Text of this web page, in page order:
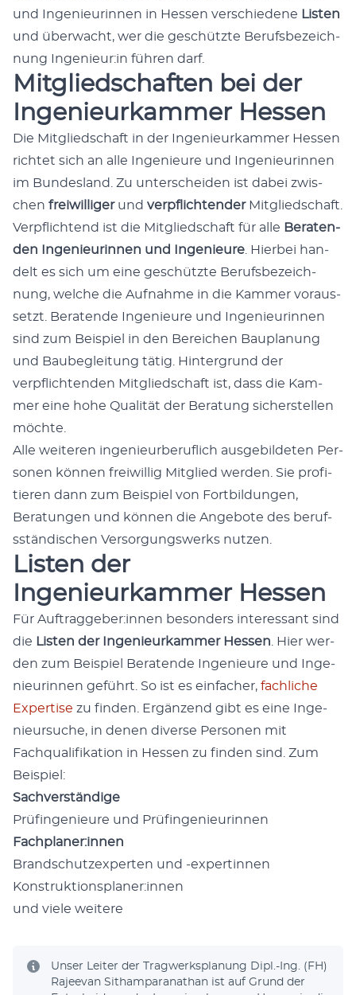
und Inge­nieurin­nen in Hes­sen ver­schiedene Lis­ten
und überwacht, wer die geschützte Berufs­beze­ich­
nung Ingenieur:in führen darf.
Mitgliedschaften bei der
Ingenieurkammer Hessen
Die Mit­glied­schaft in der Inge­nieurkam­mer Hes­sen
richtet sich an alle Inge­nieure und Inge­nieurin­nen
im Bun­des­land. Zu unter­schei­den ist dabei zwis­
chen frei­willigerund verpflich­t­en­derMit­glied­schaft.
Verpflich­t­end ist die Mit­glied­schaft für alle Bera­ten­
den Inge­nieurin­nen und Inge­nieure . Hier­bei han­
delt es sich um eine geschützte Berufs­beze­ich­
nung, welche die Auf­nahme in die Kam­mer voraus­
set­zt. Bera­tende Inge­nieure und Inge­nieurin­nen
sind zum Beispiel in den Bere­ichen Bau­pla­nung
und Baube­gleitung tätig. Hin­ter­grund der
verpflich­t­en­den Mit­glied­schaft ist, dass die Kam­
mer eine hohe Qual­ität der Beratung sich­er­stellen
möchte.
Alle weit­eren inge­nieurberu­flich aus­ge­bilde­ten Per­
so­n­en kön­nen frei­willig Mit­glied wer­den. Sie prof­i­
tieren dann zum Beispiel von Fort­bil­dun­gen,
Beratun­gen und kön­nen die Ange­bote des beruf­
sständis­chen Ver­sorgungswerks nutzen.
Listen der
Ingenieurkammer Hessen
Für Auftraggeber:innen beson­ders inter­es­sant sind
die Lis­ten der Inge­nieurkam­mer Hes­sen . Hier wer­
den zum Beispiel Bera­tende Inge­nieure und Inge­
nieurin­nen geführt. So ist es ein­fach­er, fach­liche
Exper­tise zu find­en. Ergänzend gibt es eine Inge­
nieur­suche, in denen diverse Per­so­n­en mit
Fachqual­i­fika­tion in Hes­sen zu find­en sind. Zum
Beispiel:
Sachver­ständi­ge
Prüfin­ge­nieure und Prüfin­ge­nieurin­nen
Fachplaner:innen
Brand­schutzex­perten und ‑exper­tin­nen
Konstruktionsplaner:innen
und viele weit­ere
Unser Leit­er der Trag­w­erk­s­pla­nung Dipl.-Ing. (FH)
Rajee­van Sitham­para­nathan ist auf Grund der